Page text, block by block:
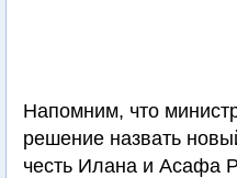
Напомним, что
решение назвать
честь Илана и Асафа